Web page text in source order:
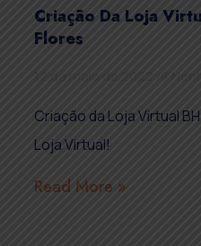
Criação Da Loja
Flores
Criação da Loja Virtual
Loja Virtual!
Read More »